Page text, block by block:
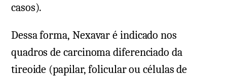
casos).
Dessa forma, Nexavar é indicado nos
quadros de carcinoma diferenciado da
tireoide (papilar, folicular ou células de